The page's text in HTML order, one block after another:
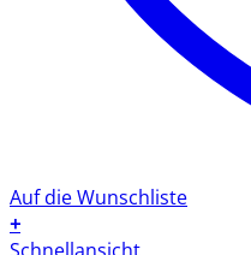
Auf die Wunschliste
+